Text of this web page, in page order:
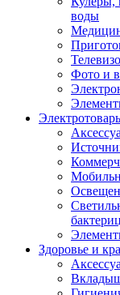
воды
Фото и
Здоровье и